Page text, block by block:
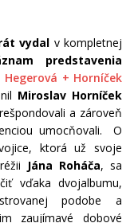
vydal v kompletnej
predstavenia
Hegerová + Horníček
Miroslav Horníček
a zároveň
umocňovali. O
ktorá už svoje
Jána Roháča, sa
vďaka dvojalbumu,
podobe a
zaujímavé dobové